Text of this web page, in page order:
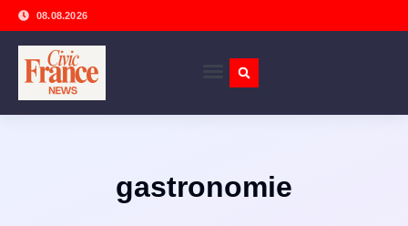
08.08.2026
gastronomie